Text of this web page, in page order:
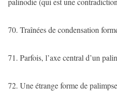
70. Traînées de condensation
71. Parfois, l’axe central d’un
72. Une étrange forme de